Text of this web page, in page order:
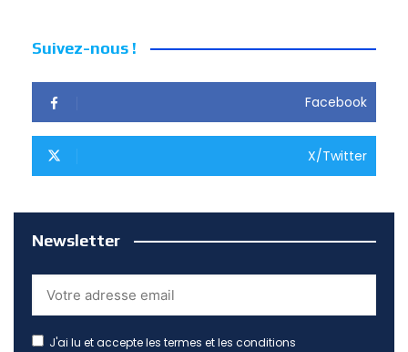
Suivez-nous !
Facebook
X/Twitter
Newsletter
J'ai lu et accepte les termes et les conditions